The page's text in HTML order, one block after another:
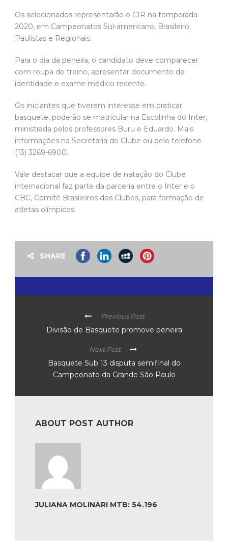
Os selecionados representarão o CIR na temporada
2020, em Campeonatos Sul-americano, Brasileiro,
Paulistas e Regionais.
Para o dia da peneira, o candidato deve comparecer
com roupa de treino, apresentar documento de
identidade e exame médico recente.
Os iniciantes que tiverem interesse em praticar
basquete, poderão se matricular na Escolinha do Inter,
ministrada pelos professores Buru e Eduardo. Mais
informações na Secretaria do Clube ou pelo telefone
(13) 3269-6900.
Vale destacar que a equipe de natação do Clube
internacional faz parte da parceria entre o Inter e o
CBC, Comitê Brasileiros dos Clubes, para formação de
atletas olímpicos.
SHARE
Previous Post
Divisão de Basquete promove peneira
Next Post
Basquete Sub 13 disputa semifinal do
Campeonato da Grande São Paulo
ABOUT POST AUTHOR
JULIANA MOLINARI MTB: 54.196